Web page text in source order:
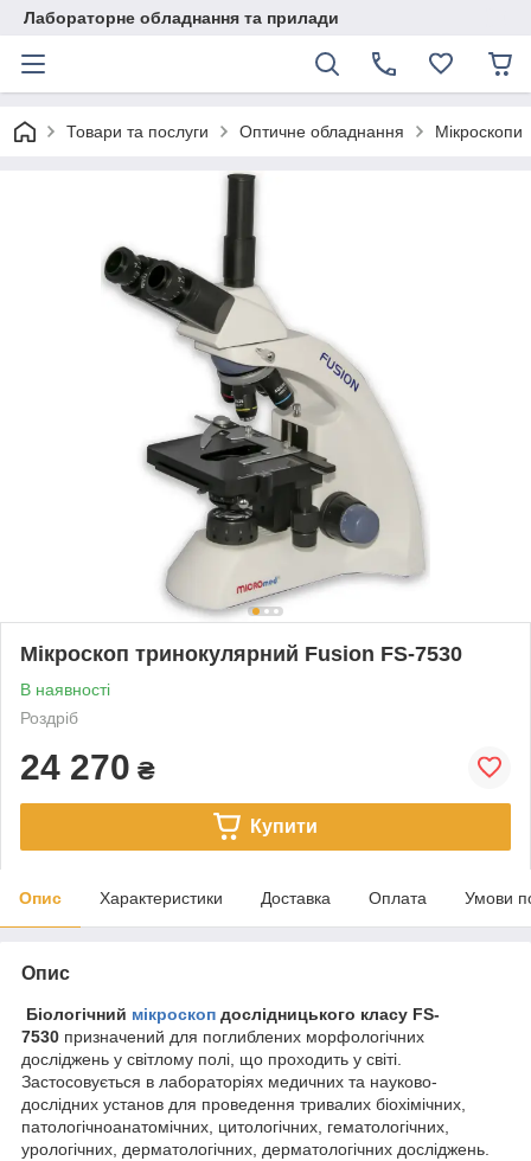
Лабораторне обладнання та прилади
Товари та послуги Оптичне обладнання Мікроскопи
Мікроскоп тринокулярний Fusion FS-7530
В наявності
Роздріб
24 270 ₴
Купити
Опис Характеристики Доставка Оплата Умови
Опис
Біологічний мікроскоп дослідницького класу FS-
7530 призначений для поглиблених морфологічних
досліджень у світлому полі, що проходить у світі.
Застосовується в лабораторіях медичних та науково-
дослідних установ для проведення тривалих біохімічних,
патологічноанатомічних, цитологічних, гематологічних,
урологічних, дерматологічних, дерматологічних досліджень.